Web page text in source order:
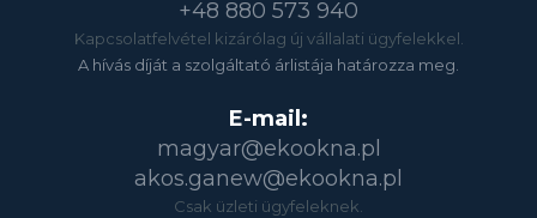
+48 880 573 940
Kapcsolatfelvétel kizárólag új vállalati ügyfelekkel.
A hívás díját a szolgáltató árlistája határozza meg.
E-mail:
magyar@ekookna.pl
akos.ganew@ekookna.pl
Csak üzleti ügyfeleknek.